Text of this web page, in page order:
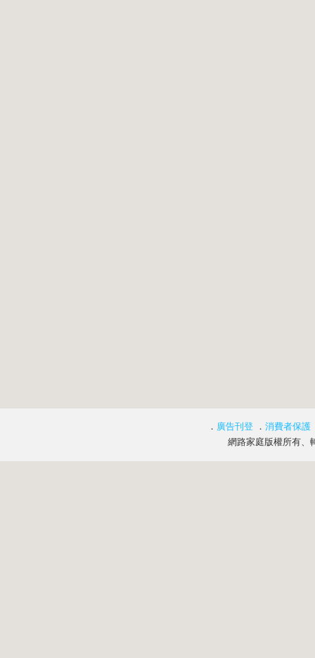
． 廣告刊登 ． 消費者保護
網路家庭版權所有、